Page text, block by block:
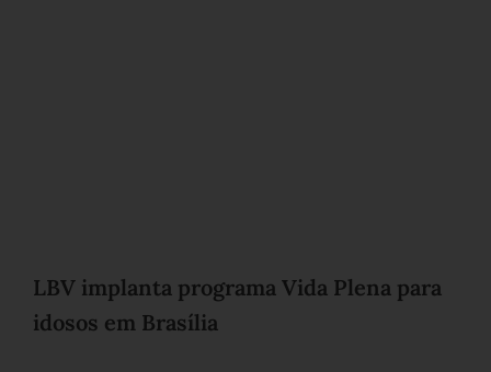
LBV implanta programa Vida Plena para
idosos em Brasília